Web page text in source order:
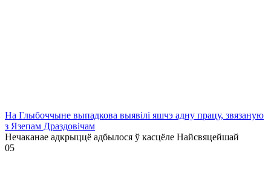
На Глыбоччыне выпадкова выявілі яшчэ адну працу, звязаную
з Язепам Драздовічам
Нечаканае адкрыццё адбылося ў касцёле Найсвяцейшай
05